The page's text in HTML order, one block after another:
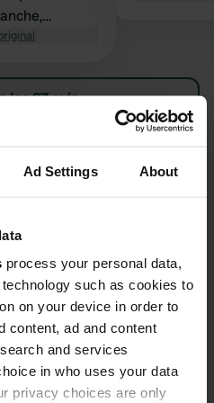
Ad Settings About
process your personal data,
such as cookies to
on your device in order to
content, ad and content
and services
in who uses your data
privacy choices are only
avec
certains sont
cela. La
nous
les 97 avis
France